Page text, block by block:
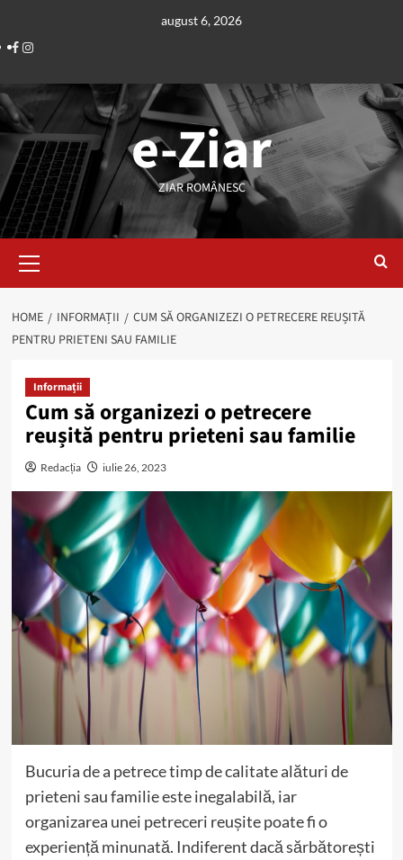
content
august 6, 2026
Facebook
Instagram
e-Ziar
ZIAR ROMÂNESC
Menu
HOME INFORMAȚII
CUM SĂ ORGANIZEZI O PETRECERE REUȘITĂ
PENTRU PRIETENI SAU FAMILIE
Informații
Cum să organizezi o petrecere
reușită pentru prieteni sau familie
Redacția iulie 26, 2023
Bucuria de a petrece timp de calitate alături de
prieteni sau familie este inegalabilă, iar
organizarea unei petreceri reușite poate fi o
experiență minunată. Indiferent dacă sărbătorești